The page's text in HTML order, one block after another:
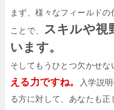
まず、様々なフィールド
ことで、 スキルや視
います。
そしてもうひとつ欠かせな
える力ですね。
入学説
る方に対して、あなたも